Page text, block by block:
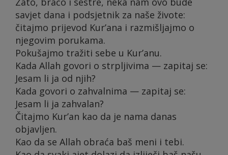
savjet dana i podsjetnik za naše živote:
čitajmo prijevod Kur’ana i razmišljajmo o
njegovim porukama.
Pokušajmo tražiti sebe u Kur’anu.
Kada Allah govori o strpljivima — zapitaj se:
Jesam li ja od njih?
Kada govori o zahvalnima — zapitaj se:
Jesam li ja zahvalan?
Čitajmo Kur’an kao da je nama danas
objavljen.
Kao da se Allah obraća baš meni i tebi.